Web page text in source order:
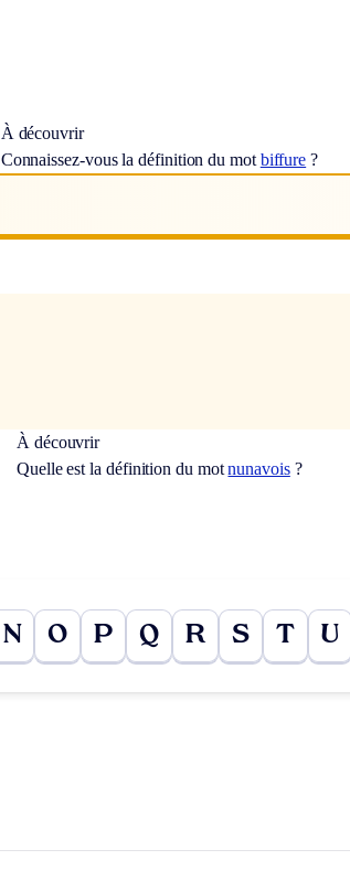
À découvrir
Connaissez-vous la définition du mot biffure ?
À découvrir
Quelle est la définition du motnunavois?
N O P Q R S T U